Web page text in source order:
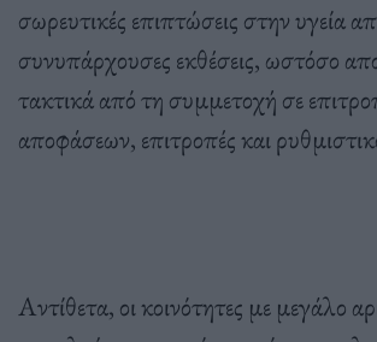
σωρευτικές επιπτώσεις στην υγεία
συνυπάρχουσες εκθέσεις, ωστόσο
τακτικά από τη συμμετοχή σε
αποφάσεων, επιτροπές και
Αντίθετα, οι κοινότητες με μεγάλο